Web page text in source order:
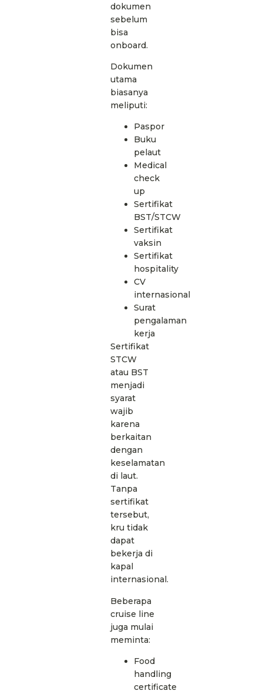
dokumen
sebelum
bisa
onboard.
Dokumen
utama
biasanya
meliputi:
Paspor
Buku
pelaut
Medical
check
up
Sertifikat
BST/STCW
Sertifikat
vaksin
Sertifikat
hospitality
CV
internasional
Surat
pengalaman
kerja
Sertifikat
STCW
atau BST
menjadi
syarat
wajib
karena
berkaitan
dengan
keselamatan
di laut.
Tanpa
sertifikat
tersebut,
kru tidak
dapat
bekerja di
kapal
internasional.
Beberapa
cruise line
juga mulai
meminta:
Food
handling
certificate